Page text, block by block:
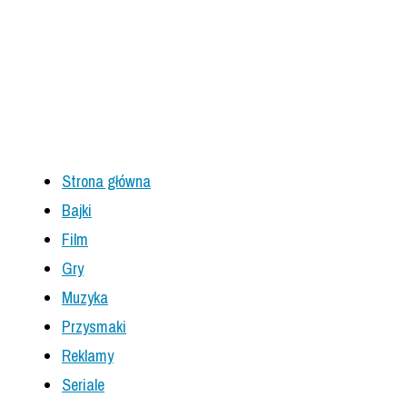
Strona główna
Bajki
Film
Gry
Muzyka
Przysmaki
Reklamy
Seriale